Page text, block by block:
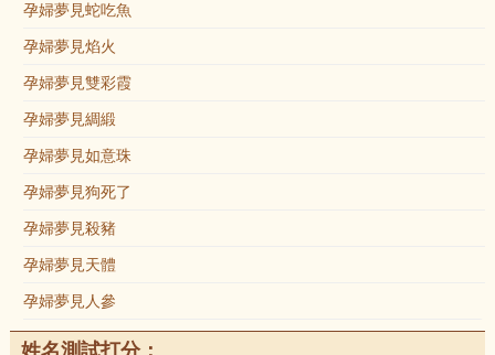
孕婦夢見蛇吃魚
孕婦夢見焰火
孕婦夢見雙彩霞
孕婦夢見綢緞
孕婦夢見如意珠
孕婦夢見狗死了
孕婦夢見殺豬
孕婦夢見天體
孕婦夢見人參
姓名測試打分：